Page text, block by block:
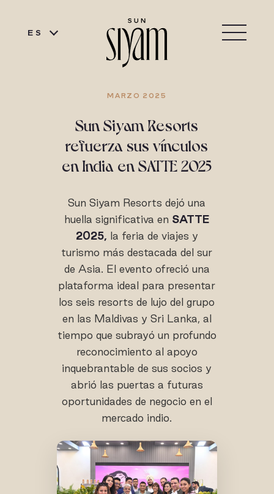
ES
MARZO 2025
Sun Siyam Resorts
refuerza sus vínculos
en India en SATTE 2025
Sun Siyam Resorts dejó una
huella significativa en SATTE
2025, la feria de viajes y
turismo más destacada del sur
de Asia. El evento ofreció una
plataforma ideal para presentar
los seis resorts de lujo del grupo
en las Maldivas y Sri Lanka, al
tiempo que subrayó un profundo
reconocimiento al apoyo
inquebrantable de sus socios y
abrió las puertas a futuras
oportunidades de negocio en el
mercado indio.